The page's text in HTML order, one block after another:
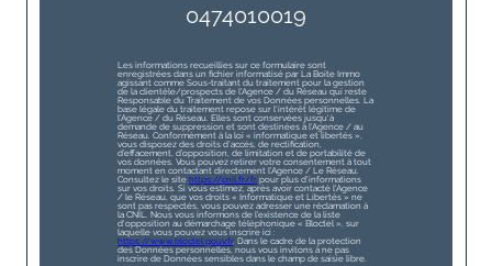
0474010019
Les informations recueillies sur ce formulaire sont
enregistrées dans un fichier informatisé par La Boite Immo
agissant comme Sous-traitant du traitement pour la gestion
de la clientèle/prospects de l'Agence / du Réseau qui reste
Responsable du Traitement de vos Données personnelles. La
base légale du traitement repose sur l'intérêt légitime de
l'Agence / du Réseau. Elles sont conservées jusqu'à
demande de suppression et sont destinées à l'Agence / au
Réseau. Conformément à la loi « informatique et libertés »,
vous disposez des droits d’accès, de rectification,
d’effacement, d’opposition, de limitation et de portabilité de
vos données. Vous pouvez retirer votre consentement à tout
moment en contactant directement l’Agence / Le Réseau.
Consultez le site https://cnil.fr/fr pour plus d’informations
sur vos droits. Si vous estimez, après avoir contacté l'Agence
/ le Réseau, que vos droits « Informatique et Libertés » ne
sont pas respectés, vous pouvez adresser une réclamation à
la CNIL. Nous vous informons de l’existence de la liste
d'opposition au démarchage téléphonique « Bloctel », sur
laquelle vous pouvez vous inscrire ici :
https://www.bloctel.gouv.fr. Dans le cadre de la protection
des Données personnelles, nous vous invitons à ne pas
inscrire de Données sensibles dans le champ de saisie libre.